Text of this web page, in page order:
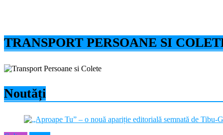
TRANSPORT PERSOANE SI
Noutăți